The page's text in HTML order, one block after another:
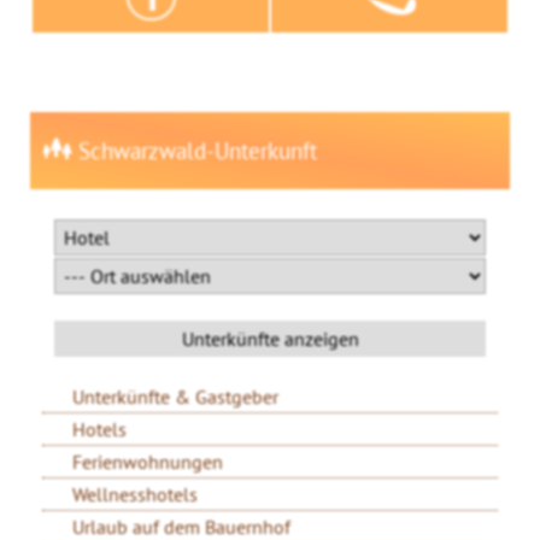
Schwarzwald-Unterkunft
Unterkünfte & Gastgeber
Hotels
Ferienwohnungen
Wellnesshotels
Urlaub auf dem Bauernhof